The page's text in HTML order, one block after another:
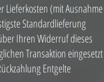
(mit Ausnahme
Standardlieferung
Ihren Widerruf dieses
Transaktion eingesetzt
Entgelte